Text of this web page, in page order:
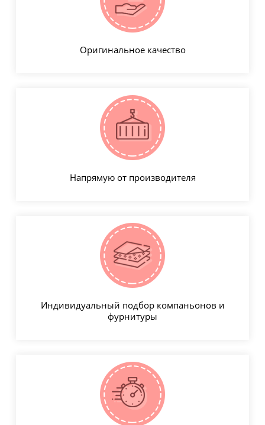
Оригинальное качество
Напрямую от производителя
Индивидуальный подбор компаньонов и
фурнитуры